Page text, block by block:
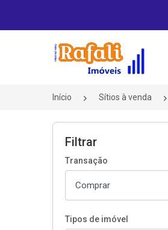
Página inicial
Início Sítios à venda
Filtrar
Transação
Tipos de imóvel